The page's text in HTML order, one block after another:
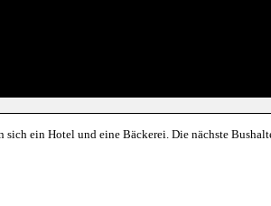
ein Hotel und eine Bäckerei. Die nächste